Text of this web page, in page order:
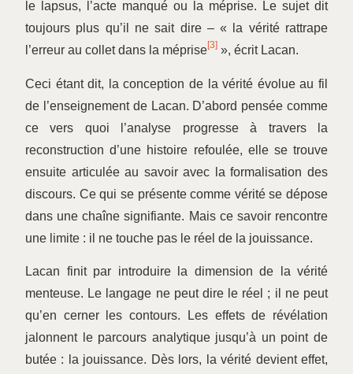
le lapsus, l’acte manqué ou la méprise. Le sujet dit
toujours plus qu’il ne sait dire – « la vérité rattrape
l’erreur au collet dans la méprise[3] », écrit Lacan.
Ceci étant dit, la conception de la vérité évolue au fil
de l’enseignement de Lacan. D’abord pensée comme
ce vers quoi l’analyse progresse à travers la
reconstruction d’une histoire refoulée, elle se trouve
ensuite articulée au savoir avec la formalisation des
discours. Ce qui se présente comme vérité se dépose
dans une chaîne signifiante. Mais ce savoir rencontre
une limite : il ne touche pas le réel de la jouissance.
Lacan finit par introduire la dimension de la vérité
menteuse. Le langage ne peut dire le réel ; il ne peut
qu’en cerner les contours. Les effets de révélation
jalonnent le parcours analytique jusqu’à un point de
butée : la jouissance. Dès lors, la vérité devient effet,